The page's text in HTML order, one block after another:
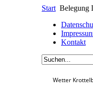
Start Belegung
Kontakt
Wetter